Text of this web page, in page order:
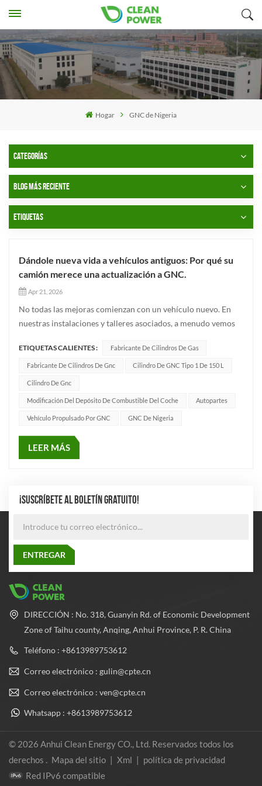
Hogar GNC de Nigeria
CATEGORÍAS
BLOG MÁS RECIENTE
ETIQUETAS
Dándole nueva vida a vehículos antiguos: Por qué su
camión merece una actualización a GNC.
Apr 21, 2026
No todas las mejoras comienzan con un vehículo nuevo. En
nuestras instalaciones y talleres asociados, a menudo vemos
puede que ya no sean nuevos, pero al convertirlos a gas
natural comprimido (GNC), se les da una segunda vida.Como
profesiona...
ETIQUETAS CALIENTES : Fabricante De Cilindros De Gas
Fabricante De Cilindros De Gnc Cilindro De GNC Tipo 1 De 150 L
Cilindro De Gnc
Modificación Del Depósito De Combustible Del Coche Autopartes
Vehículo Propulsado Por GNC GNC De Nigeria
LEER MÁS
¡SUSCRÍBETE AL BOLETÍN GRATUITO!
DIRECCIÓN : No. 318, Guanyin Rd. of Economic Development
Zone of Taihu county, Anqing, Anhui Province, P. R. China
Teléfono : +8613989753612
Correo electrónico : gulin@cpte.cn
Correo electrónico : ven@cpte.cn
Whatsapp : +8613989753612
© 2026 Anhui Clean Energy CO., Ltd. Reservados todos los
derechos . Mapa del sitio | Xml | política de privacidad
Red IPv6 compatible